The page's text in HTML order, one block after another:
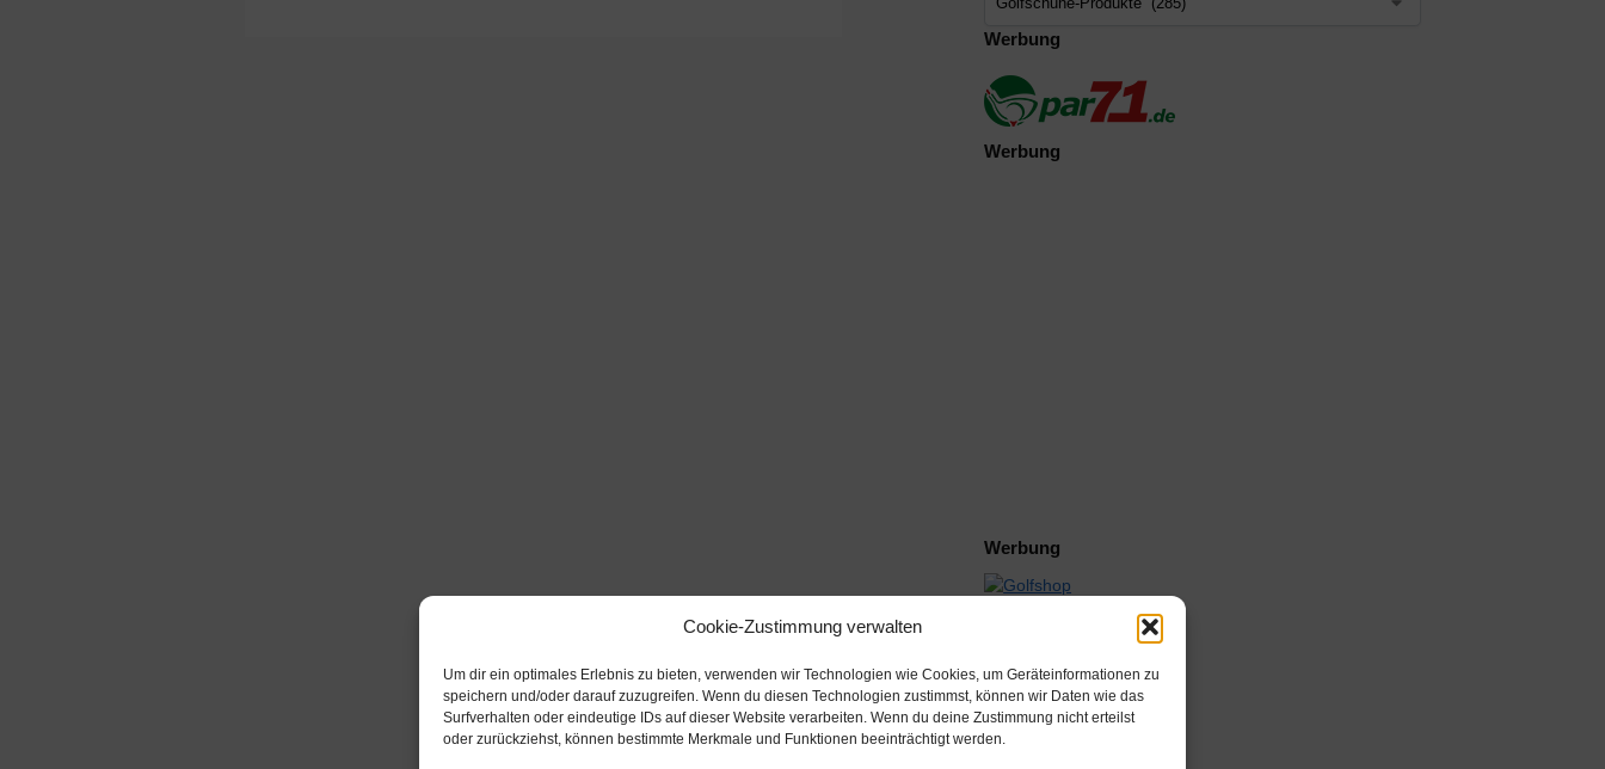
Cookie-Zustimmung verwalten
Um dir ein optimales Erlebnis zu bieten, verwenden wir Technologien wie Cookies, um Geräteinformationen zu
speichern und/oder darauf zuzugreifen. Wenn du diesen Technologien zustimmst, können wir Daten wie das
Surfverhalten oder eindeutige IDs auf dieser Website verarbeiten. Wenn du deine Zustimmung nicht erteilst
oder zurückziehst, können bestimmte Merkmale und Funktionen beeinträchtigt werden.
Werbung
Werbung
Werbung